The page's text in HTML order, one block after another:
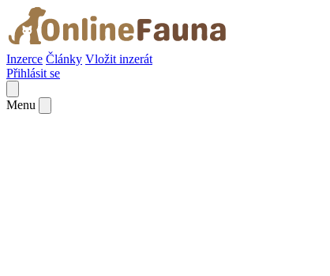
Inzerce Články Vložit inzerát
Přihlásit se
Menu